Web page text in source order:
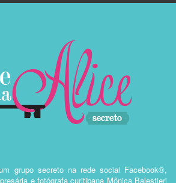
grupo secreto na rede social Facebook®,
e fotógrafa curitibana Mônica Balestieri